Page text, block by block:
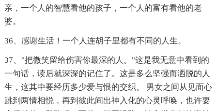
亲，一个人的智慧看他的孩子，一个人的富有看他的老
婆。
36、感谢生活！一个人连胡子里都有不同的人生。
37、"把微笑留给伤害你最深的人。"这是我无意中看到的
一句话，读后就深深的记住了。这是多么坚强而洒脱的人
生，这其中要经历多少爱与恨的交织。 男女之间从见面心
跳到两情相悦，再到彼此间出神入化的心灵呼唤，也许要